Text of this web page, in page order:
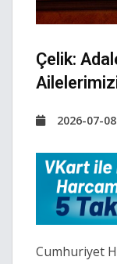
Çelik:
2026-07-
Cumhuriyet